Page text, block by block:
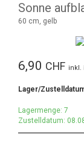
Sonne
60 cm, gelb
6,90 CHF inkl.
Lager/
Lagermenge: 7
Zustelldatum: